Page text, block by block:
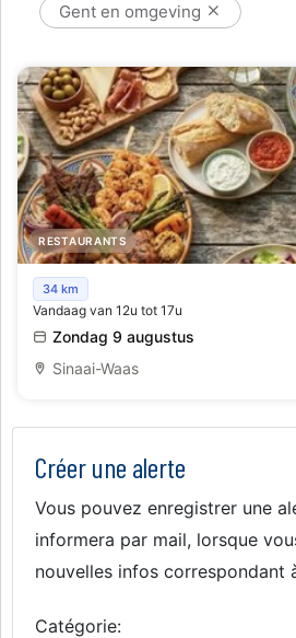
Gent en omgeving
RESTAURANTS
Summer Barbecue
34 km
Vandaag van 12u tot 17u
Zondag 9 augustus
Sinaai-Waas
Créer une alerte
Vous pouvez enregistrer une
informera par mail, lorsque
nouvelles infos correspondant
Catégorie: